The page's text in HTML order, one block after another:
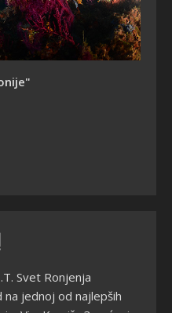
Svet Ronjenja
jednoj od najlepših